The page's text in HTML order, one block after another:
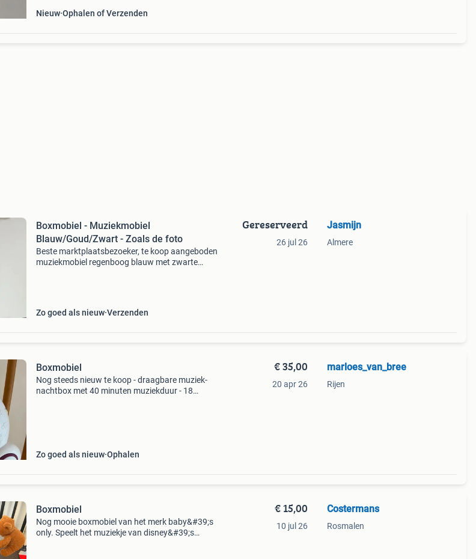
Nieuw Ophalen of Verzenden
Boxmobiel - Muziekmobiel
Blauw/Goud/Zwart - Zoals de foto
Beste marktplaatsbezoeker, te koop aangeboden
muziekmobiel regenboog blauw met zwarte
Zo goed als nieuw Verzenden
Gereserveerd
26 jul 26
Jasmijn
Almere
Boxmobiel
Nog steeds nieuw te koop - draagbare muziek-
nachtbox met 40 minuten muziekduur - 18
Zo goed als nieuw Ophalen
€ 35,00
20 apr 26
marloes_van_bree
Rijen
Boxmobiel
Nog mooie boxmobiel van het merk baby&#39;s
only. Speelt het muziekje van disney&#39;s
€ 15,00
10 jul 26
Costermans
Rosmalen